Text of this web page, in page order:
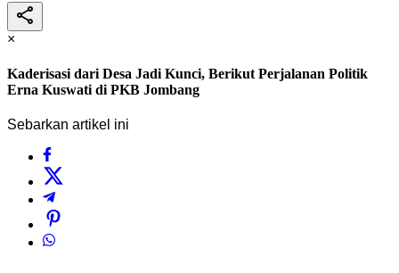
×
Kaderisasi dari Desa Jadi Kunci, Berikut Perjalanan Politik
Erna Kuswati di PKB Jombang
Sebarkan artikel ini